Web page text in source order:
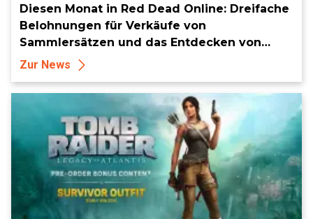
Diesen Monat in Red Dead Online: Dreifache
Belohnungen für Verkäufe von
Sammlersätzen und das Entdecken von
Sammlerstücken, in Telegramm-Missionen
Zur News